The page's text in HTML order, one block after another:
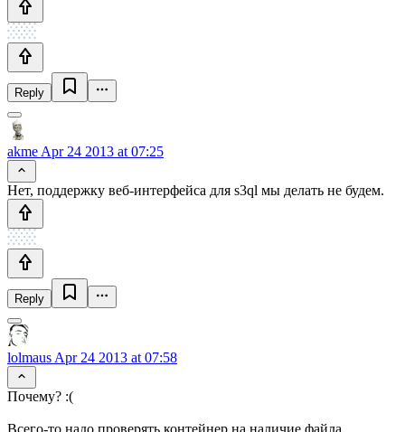
Reply
akme Apr 24 2013 at 07:25
Нет, поддержку веб-интерфейса для s3ql мы делать не будем.
Reply
lolmaus Apr 24 2013 at 07:58
Почему? :(
Всего-то надо проверять контейнер на наличие файла,